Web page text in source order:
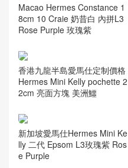
Macao Hermes Constance 1
8cm 10 Craie 奶昔白 內拼L3
Rose Purple 玫瑰紫
香港九龍半島愛馬仕定制價格
Hermes Mini Kelly pochette 2
2cm 亮面方塊 美洲鱷
新加坡愛馬仕Hermes Mini Ke
lly 二代 Epsom L3玫瑰紫 Ros
e Purple